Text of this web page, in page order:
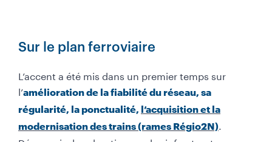
Sur le plan ferroviaire
L’accent a été mis dans un premier temps sur
l’amélioration de la fiabilité du réseau, sa
régularité, la ponctualité, l’acquisition et la
modernisation des trains (rames Régio2N)